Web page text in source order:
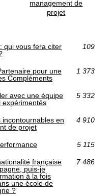
management de
projet
qui vous fera citer
109
pour une
Compléments
1 373
avec une équipe
expérimentés
5 332
en
de projet
4 910
5 115
française
puis-je
à la fois
une école de
?
7 486